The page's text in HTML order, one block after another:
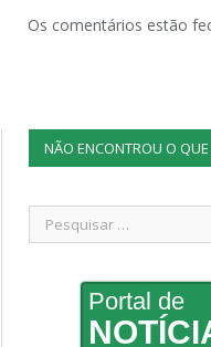
Os comentários estão
NÃO ENCONTROU O
Portal de